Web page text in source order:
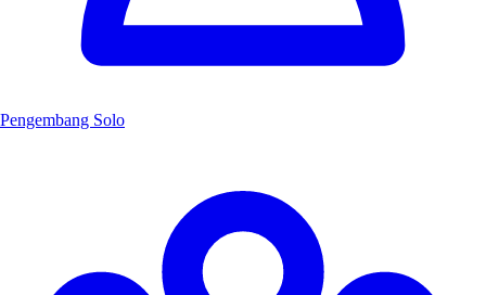
Pengembang Solo